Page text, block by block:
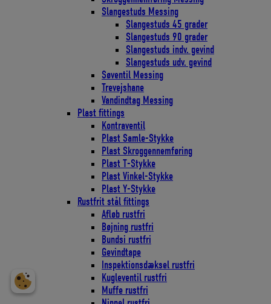
Slangestuds Messing
Slangestuds 45 grader
Slangestuds 90 grader
Slangestuds indv. gevind
Slangestuds udv. gevind
Søventil Messing
Trevejshane
Vandindtag Messing
Plast fittings
Kontraventil
Plast Samle-Stykke
Plast Skroggennemføring
Plast T-Stykke
Plast Vinkel-Stykke
Plast Y-Stykke
Rustfrit stål fittings
Afløb rustfri
Bøjning rustfri
Bundsi rustfri
Gevindtape
Inspektionsdæksel rustfri
Kugleventil rustfri
Muffe rustfri